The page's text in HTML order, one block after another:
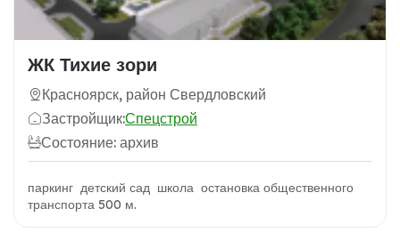
ЖК Тихие зори
Красноярск, район Свердловский
Застройщик:Спецстрой
Состояние: архив
паркинг детский сад школа остановка общественного
транспорта 500 м.